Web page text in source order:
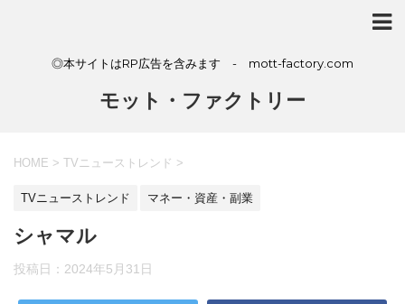
◎本サイトはRP広告を含みます - mott-factory.com
モット・ファクトリー
HOME > TVニューストレンド >
TVニューストレンド マネー・資産・副業
シャマル
投稿日： 2024年5月31日